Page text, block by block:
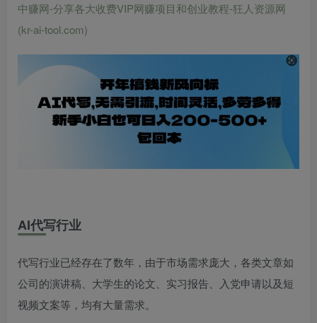
中赚网-分享各大收费VIP网赚项目和创业教程-狂人资源网
(kr-ai-tool.com)
AI代写行业
代写行业已经存在了数年，由于市场需求庞大，各类文章如
公司的演讲稿、大学生的论文、实习报告、入党申请以及短
视频文案等，均有大量需求。